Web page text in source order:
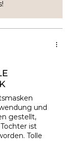
und
gestellt,
ist
Tolle